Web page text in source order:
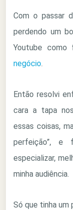
Com o passar
perdendo um
Youtube como
negócio.
Então resolvi
cara a tapa
essas coisas,
perfeição”, e
especializar,
minha audiência.
Só que tinha um